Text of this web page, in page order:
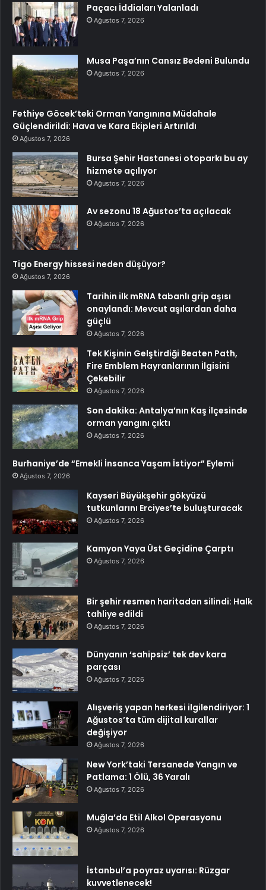
Paçacı İddiaları Yalanladı
Ağustos 7, 2026
Musa Paşa’nın Cansız Bedeni Bulundu
Ağustos 7, 2026
Fethiye Göcek’teki Orman Yangınına Müdahale
Güçlendirildi: Hava ve Kara Ekipleri Artırıldı
Ağustos 7, 2026
Bursa Şehir Hastanesi otoparkı bu ay
hizmete açılıyor
Ağustos 7, 2026
Av sezonu 18 Ağustos’ta açılacak
Ağustos 7, 2026
Tigo Energy hissesi neden düşüyor?
Ağustos 7, 2026
Tarihin ilk mRNA tabanlı grip aşısı
onaylandı: Mevcut aşılardan daha
güçlü
Ağustos 7, 2026
Tek Kişinin Gelştirdiği Beaten Path,
Fire Emblem Hayranlarının İlgisini
Çekebilir
Ağustos 7, 2026
Son dakika: Antalya’nın Kaş ilçesinde
orman yangını çıktı
Ağustos 7, 2026
Burhaniye’de “Emekli İnsanca Yaşam İstiyor” Eylemi
Ağustos 7, 2026
Kayseri Büyükşehir gökyüzü
tutkunlarını Erciyes’te buluşturacak
Ağustos 7, 2026
Kamyon Yaya Üst Geçidine Çarptı
Ağustos 7, 2026
Bir şehir resmen haritadan silindi: Halk
tahliye edildi
Ağustos 7, 2026
Dünyanın ‘sahipsiz’ tek dev kara
parçası
Ağustos 7, 2026
Alışveriş yapan herkesi ilgilendiriyor: 1
Ağustos’ta tüm dijital kurallar
değişiyor
Ağustos 7, 2026
New York’taki Tersanede Yangın ve
Patlama: 1 Ölü, 36 Yaralı
Ağustos 7, 2026
Muğla’da Etil Alkol Operasyonu
Ağustos 7, 2026
İstanbul’a poyraz uyarısı: Rüzgar
kuvvetlenecek!